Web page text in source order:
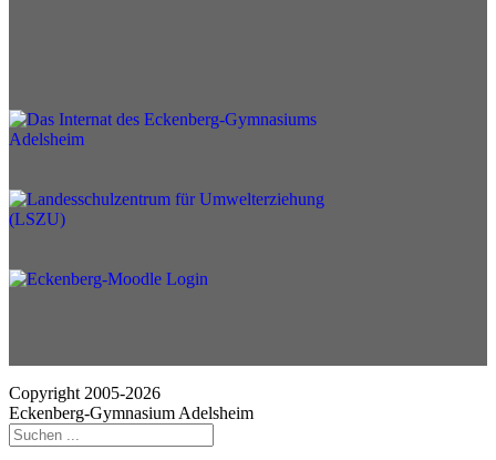
Copyright 2005-2026
Eckenberg-Gymnasium Adelsheim